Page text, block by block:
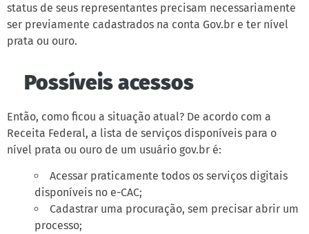
status de seus representantes precisam necessariamente
ser previamente cadastrados na conta Gov.br e ter nível
prata ou ouro.
Possíveis acessos
Então, como ficou a situação atual? De acordo com a
Receita Federal, a lista de serviços disponíveis para o
nível prata ou ouro de um usuário gov.br é:
Acessar praticamente todos os serviços digitais
disponíveis no e-CAC;
Cadastrar uma procuração, sem precisar abrir um
processo;